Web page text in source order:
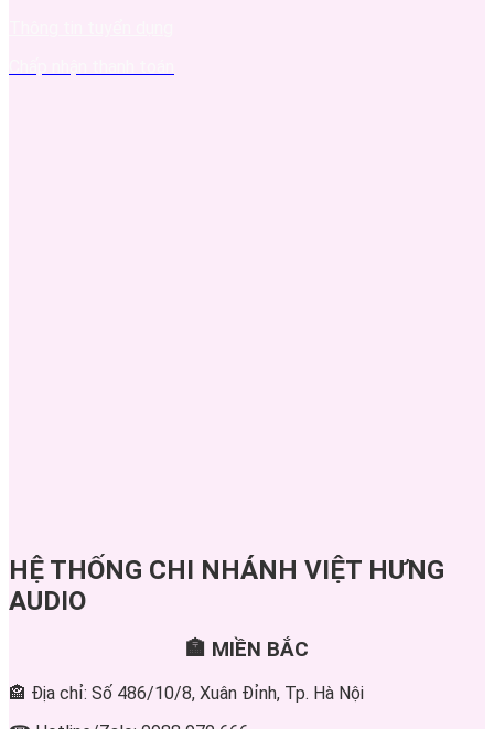
HỆ THỐNG CHI NHÁNH VIỆT HƯNG
AUDIO
🏣 MIỀN BẮC
🏤 Địa chỉ: Số 486/10/8, Xuân Đỉnh, Tp. Hà Nội